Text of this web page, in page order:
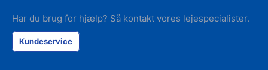
Har du brug for hjælp? Så kontakt vores lejespecialister.
Kundeservice